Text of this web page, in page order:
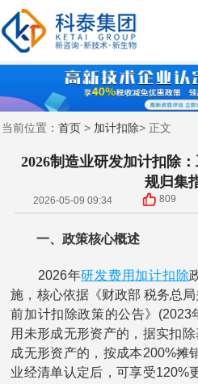
当前位置： 首页 > 加计扣除> 正文
2026制造业研发加计扣除
规归集
2026-05-09 09:34 809
一、政策核心概述
2026年研发费用加计扣除
施，核心依据《财政部 税务总
前加计扣除政策的公告》
用未形成无形资产的，据实扣
成无形资产的，按成本200%摊
业经清单认定后，可享受120%